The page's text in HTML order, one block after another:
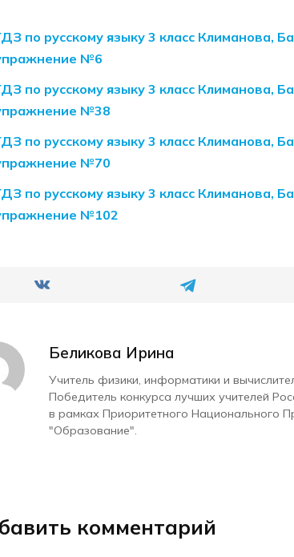
по русскому языку 3 класс Климанова,
№6
по русскому языку 3 класс Климанова,
№38
по русскому языку 3 класс Климанова,
№70
по русскому языку 3 класс Климанова,
№102
Беликова Ирина
Учитель физики, информатики и
Победитель конкурса лучших учителей
в рамках Приоритетного Национального
"Образование".
комментарий